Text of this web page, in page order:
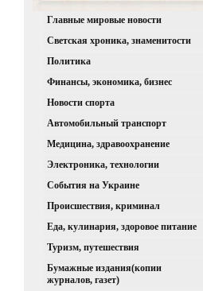
Главные мировые новости
Светская хроника, знаменитости
Политика
Финансы, экономика, бизнес
Новости спорта
Автомобильный транспорт
Медицина, здравоохранение
Электроника, технологии
События на Украине
Происшествия, криминал
Еда, кулинария, здоровое питание
Туризм, путешествия
Бумажные издания(копии
журналов, газет)